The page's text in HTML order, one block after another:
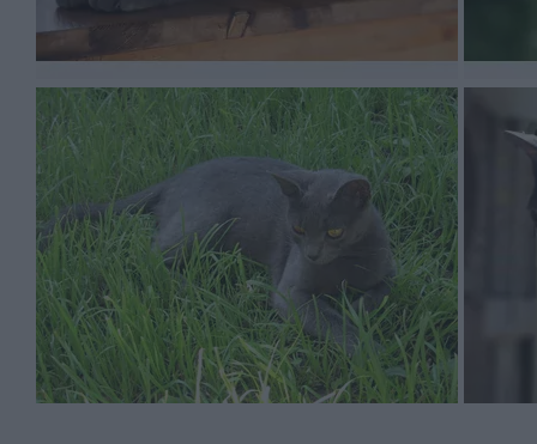
Tak naprawdę każdy kociak kosztuje inaczej. Ważne
renomy hodowli. Istotne jest to, czyje geny
innych krajach jest inna stawka za kota, a samo
Korat kosztuje przeważnie od 2000 do 4000 zł.
za 5000 zł. Sfinks może okazać się tańszy od innego
40000 zł.
Warto pamiętać o tym, że młody kot z rodowodem nie
i nie ma żadnej wartości. Zapewne jest tylko
charakter będzie zgodny tym ze wzorca rasy. Kocięta
koty, które są dorosłe i zostały wyłączone z planu
Na co zwrócić uwagę przy wyborze hodowli i kota?